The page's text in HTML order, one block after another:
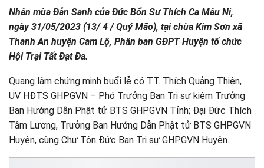
Nhân mùa Đản Sanh của Đức Bổn Sư Thích Ca Mâu Ni,
ngày 31/05/2023 (13/ 4 / Quý Mão), tại chùa Kim Sơn xã
Thanh An huyện Cam Lộ, Phân ban GĐPT Huyện tổ chức
Hội Trại Tất Đạt Đa.
Quang lâm chứng minh buổi lễ có TT. Thích Quảng Thiện,
UV HĐTS GHPGVN – Phó Trưởng Ban Trị sự kiêm Trưởng
Ban Hướng Dẫn Phật tử BTS GHPGVN Tỉnh; Đại Đức Thích
Tâm Lương, Trưởng Ban Hướng Dẫn Phật tử BTS GHPGVN
Huyện, cùng Chư Tôn Đức Ban Trị sự GHPGVN Huyện.